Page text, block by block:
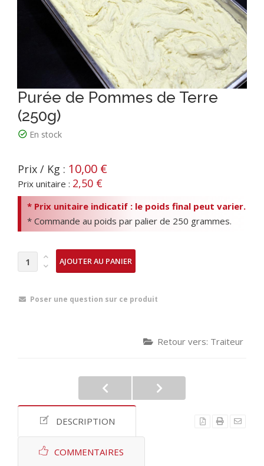
Purée de Pommes de Terre
(250g)
En stock
Prix / Kg : 10,00 €
Prix unitaire : 2,50 €
* Prix unitaire indicatif : le poids final peut varier.
* Commande au poids par palier de 250 grammes.
Poser une question sur ce produit
Retour vers: Traiteur
DESCRIPTION
COMMENTAIRES